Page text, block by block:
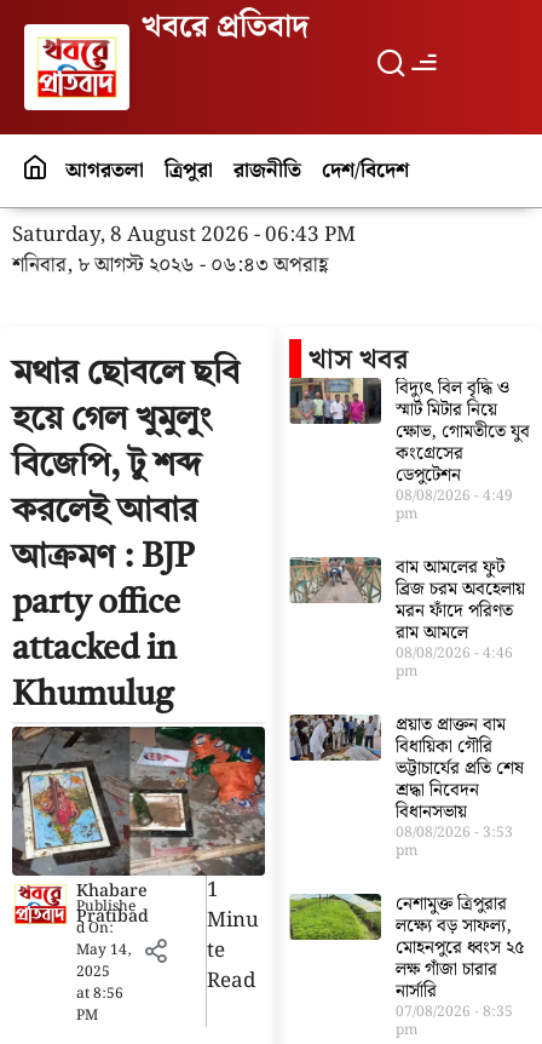
খবরে প্রতিবাদ
আগরতলা ত্রিপুরা রাজনীতি দেশ/বিদেশ
Saturday, 8 August 2026 - 06:43 PM
শনিবার, ৮ আগস্ট ২০২৬ - ০৬:৪৩ অপরাহ্ণ
মথার ছোবলে ছবি
হয়ে গেল খুমুলুং
বিজেপি, টু শব্দ
করলেই আবার
আক্রমণ : BJP
party office
attacked in
Khumulug
Khabare
Pratibad
Publishe
d On:
May 14,
2025
at8:56
PM
1
Minu
Te
Read
খাস খবর
বিদ্যুৎ বিল বৃদ্ধি ও
স্মার্ট মিটার নিয়ে
ক্ষোভ, গোমতীতে যুব
কংগ্রেসের
ডেপুটেশন
08/08/2026 4:49
pm
বাম আমলের ফুট
ব্রিজ চরম অবহেলায়
মরন ফাঁদে পরিণত
রাম আমলে
08/08/2026 4:46
pm
প্রয়াত প্রাক্তন বাম
বিধায়িকা গৌরি
ভট্টাচার্যের প্রতি শেষ
শ্রদ্ধা নিবেদন
বিধানসভায়
08/08/2026 3:53
pm
নেশামুক্ত ত্রিপুরার
লক্ষ্যে বড় সাফল্য,
মোহনপুরে ধ্বংস ২৫
লক্ষ গাঁজা চারার
নার্সারি
07/08/2026 8:35
pm